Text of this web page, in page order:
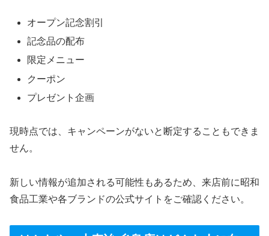
オープン記念割引
記念品の配布
限定メニュー
クーポン
プレゼント企画
現時点では、キャンペーンがないと断定することもできま
せん。
新しい情報が追加される可能性もあるため、来店前に昭和
食品工業や各ブランドの公式サイトをご確認ください。